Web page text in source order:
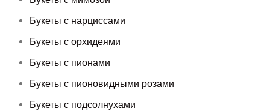
Букеты с нарциссами
Букеты с орхидеями
Букеты с пионами
Букеты с пионовидными розами
Букеты с подсолнухами